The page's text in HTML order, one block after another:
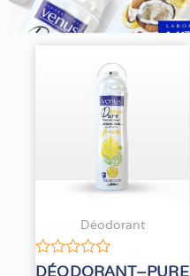
Déodorant
Note
DÉODORANT–PURE